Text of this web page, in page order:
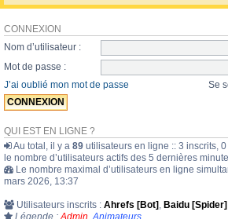
CONNEXION
Nom d’utilisateur :
Mot de passe :
J’ai oublié mon mot de passe
Se
QUI EST EN LIGNE ?
Au total, il y a 89 utilisateurs en ligne :: 3 inscrits,
le nombre d’utilisateurs actifs des 5 dernières
Le nombre maximal d’utilisateurs en ligne
mars 2026, 13:37
Utilisateurs inscrits : Ahrefs [Bot] , Baidu [Spider]
Légende : Admin Animateurs